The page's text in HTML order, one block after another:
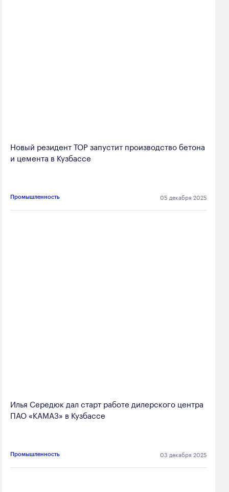
Новый резидент ТОР запустит производство бетона
и цемента в Кузбассе
Промышленность 05 декабря 2025
Илья Середюк дал старт работе дилерского центра
ПАО «КАМАЗ» в Кузбассе
Промышленность 03 декабря 2025